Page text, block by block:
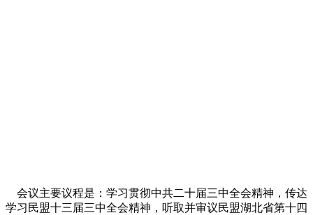
会议主要议程是：学习贯彻中共二十届三中全会精神，传达
学习民盟十三届三中全会精神，听取并审议民盟湖北省第十四